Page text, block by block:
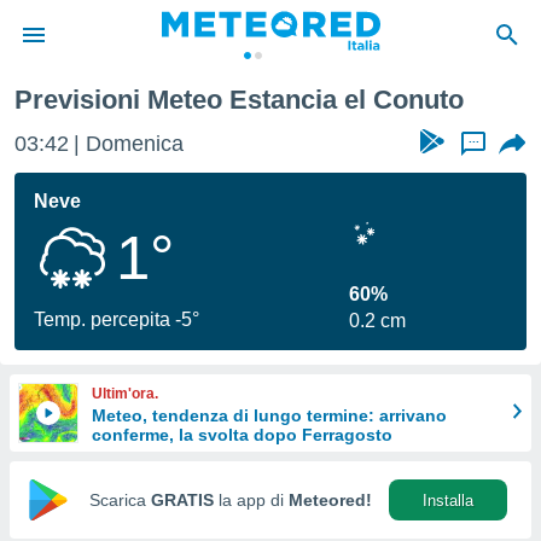
di
per
le
di
Web
Previsioni Meteo Estancia el Conuto
03:42 Domenica ...
Neve
1°
Temp. percepita -5°
60%
0.2 cm
Ultim'ora.
Meteo, tendenza di lungo termine: arrivano
conferme, la svolta dopo Ferragosto
Scarica GRATIS la app di Meteored! Installa